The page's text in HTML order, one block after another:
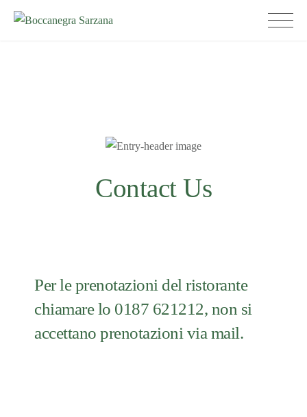
Skip
Contact Us
Per le prenotazioni del ristorante
chiamare lo 0187 621212, non si
accettano prenotazioni via mail.